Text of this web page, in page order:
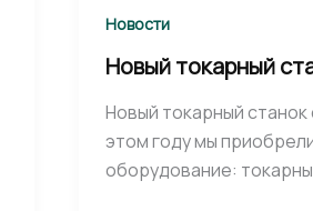
Новости
Новый токарный
Новый токарный станок
этом году мы
оборудование:
станок
ЧПУ